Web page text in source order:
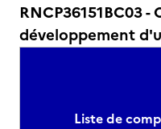
RNCP36151BC03
développement
Liste de